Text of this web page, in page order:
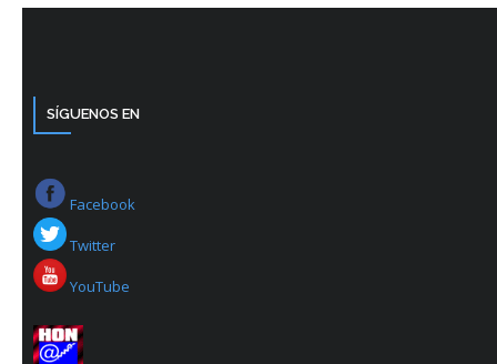
SÍGUENOS EN
Facebook
Twitter
YouTube